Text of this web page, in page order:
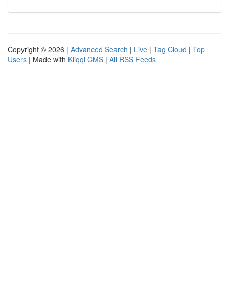
Copyright © 2026 | Advanced Search | Live | Tag Cloud | Top
Users | Made with Kliqqi CMS | All RSS Feeds